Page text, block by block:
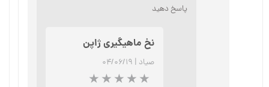
★
پاسخ دهید
نخ ماهیگیری ژاپن
صیاد | ۰۴/۰۶/۱۹